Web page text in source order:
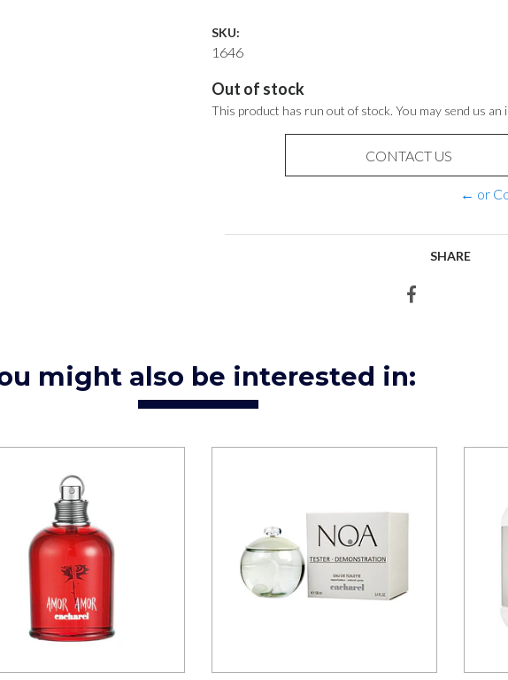
SKU:
1646
Out of stock
This product has run out of stock. You may send us an
CONTACT US
← or
SHARE
might also be interested in: